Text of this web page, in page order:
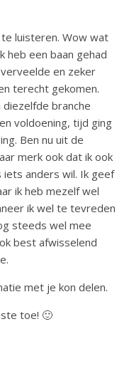
luisteren. Wow wat
heb een baan gehad
en zeker
terecht gekomen.
branche
voldoening, tijd ging
Ben nu uit de
merk ook dat ik ook
anders wil. Ik geef
ik heb mezelf wel
ik wel te tevreden
steeds wel mee
best afwisselend
met je kon delen.
toe! 🙂